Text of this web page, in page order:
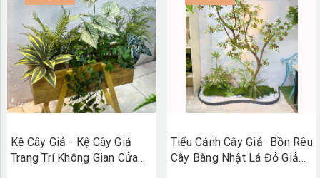
Kệ Cây Giả - Kệ Cây Giả
Trang Trí Không Gian Cửa
Tiểu Cảnh Cây Giả- Bồn Rêu
Cây Bàng Nhật Lá Đỏ Giả